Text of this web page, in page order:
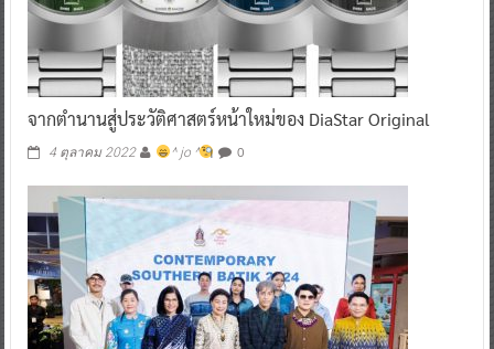
จากตำนานสู่ประวัติศาสตร์หน้าใหม่ของ DiaStar Original
4 ตุลาคม 2022 ^ jo ^ 0